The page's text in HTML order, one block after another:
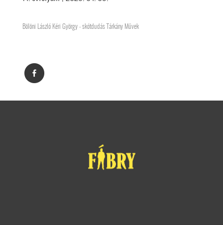
Bölöni László Kéri György - skótdudás Tárkány Művek